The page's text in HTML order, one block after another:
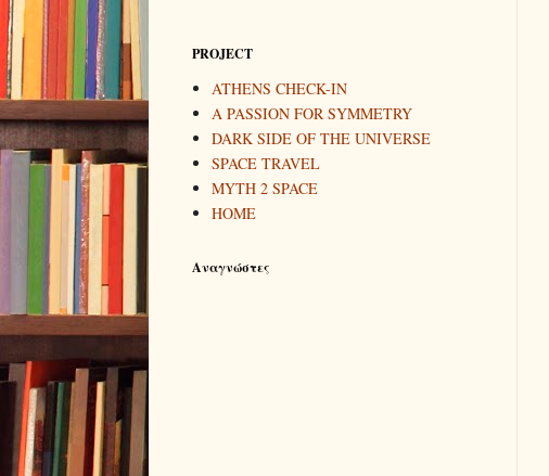
PROJECT
ATHENS CHECK-IN
A PASSION FOR SYMMETRY
DARK SIDE OF THE UNIVERSE
SPACE TRAVEL
MYTH 2 SPACE
ΗΟΜΕ
Αναγνώστες